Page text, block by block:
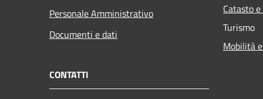
Personale Amministrativo
Documenti e dati
Catasto
Turismo
Mobilità
CONTATTI